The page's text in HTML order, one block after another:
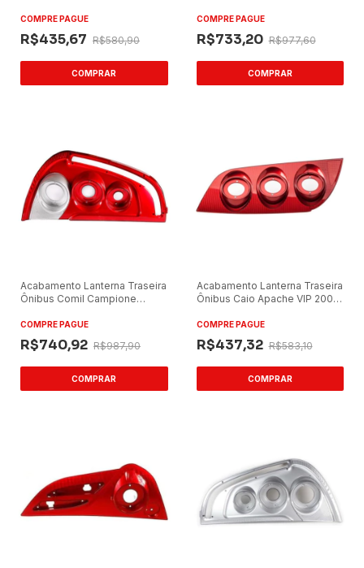
COMPRE PAGUE
R$435,67 R$580,90
Vermelho
COMPRE PAGUE
R$733,20 R$977,60
Acabamento Lanterna Traseira
Ônibus Comil Campione
Esquerdo Vermelho
COMPRE PAGUE
R$740,92 R$987,90
Acabamento Lanterna Traseira
Ônibus Caio Apache VIP 2007
COMPRE PAGUE
R$437,32 R$583,10